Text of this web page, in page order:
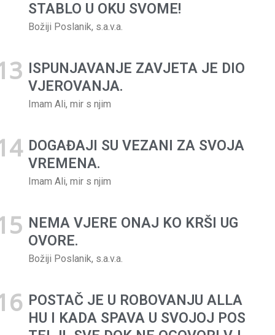
STABLO U OKU SVOME!
Božiji Poslanik, s.a.v.a.
ISPUNJAVANJE ZAVJETA JE DIO
VJEROVANJA.
Imam Ali, mir s njim
DOGAĐAJI SU VEZANI ZA SVOJA
VREMENA.
Imam Ali, mir s njim
NEMA VJERE ONAJ KO KRŠI UG
OVORE.
Božiji Poslanik, s.a.v.a.
POSTAČ JE U ROBOVANJU ALLA
HU I KADA SPAVA U SVOJOJ POS